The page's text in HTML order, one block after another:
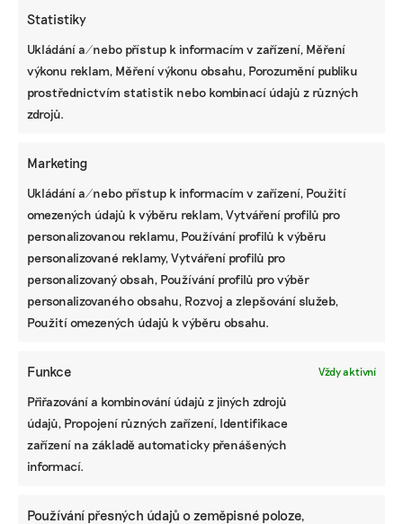
Statistiky
Ukládání a/nebo přístup k informacím v zařízení, Měření
výkonu reklam, Měření výkonu obsahu, Porozumění publiku
prostřednictvím statistik nebo kombinací údajů z různých
zdrojů.
Marketing
Ukládání a/nebo přístup k informacím v zařízení, Použití
omezených údajů k výběru reklam, Vytváření profilů pro
personalizovanou reklamu, Používání profilů k výběru
personalizované reklamy, Vytváření profilů pro
personalizovaný obsah, Používání profilů pro výběr
personalizovaného obsahu, Rozvoj a zlepšování služeb,
Použití omezených údajů k výběru obsahu.
Funkce Vždy aktivní
Přiřazování a kombinování údajů z jiných zdrojů
údajů, Propojení různých zařízení, Identifikace
zařízení na základě automaticky přenášených
informací.
Používání přesných údajů o zeměpisné poloze,
KOMERČNÍ SDĚLENÍ
Udržitelnost, umění i komunitní sdílení.
Ani trend, ani povinnost. Udržitelnost je
způsob, jak řídit firmu do budoucna a zvyšovat